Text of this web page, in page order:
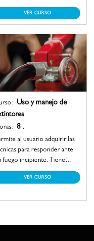
y eficiente un incendio,
planificar una
la evaluación de la situación
fin de llevar a cabo un
de armadas con una
que permita
y cortar la
Las acciones
pensadas para el
en un nivel
espacio abierto como
VER CURSO
Uso y manejo de
8 .
al usuario adquirir las
para responder ante
fuego incipiente. Tiene
propósito cumplir con
exigencias dispuestas por el
persona que se
VER CURSO